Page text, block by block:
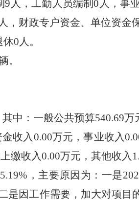
9 人，工勤人员编制0 人 ，事
人，财政专户资金、单位资金
休0人。
。
中：一般公共预算540.69万
收入0.00万元 ，事业收入
缴收入0.00万元，其他收入
， 主要原因 为：一是
二是因工作需要，加大对项